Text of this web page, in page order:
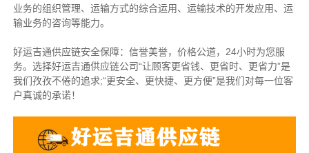
业务的组织管理、运输方式的综合运用、运输技术的开发应用、运
输业务的咨询等能力。
好运吉通供应链安全保障：信誉美誉，价格公道，24小时为您服
务。选择好运吉通供应链公司“让顾客更省钱、更省时、更省力”是
我们孜孜不倦的追求;“更安全、更快捷、更方便”是我们对每一位客
户真诚的承诺！